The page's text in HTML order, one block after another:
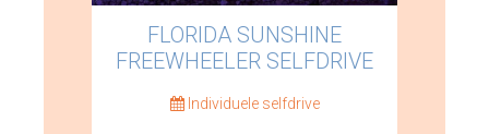
FLORIDA SUNSHINE
FREEWHEELER SELFDRIVE
Individuele selfdrive